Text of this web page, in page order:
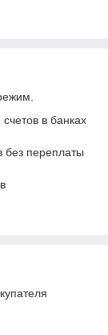
в банках
переплаты